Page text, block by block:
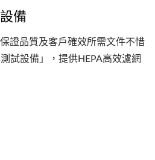
備
證品質及客戶確效所需文件不惜
試設備」，提供HEPA高效濾網